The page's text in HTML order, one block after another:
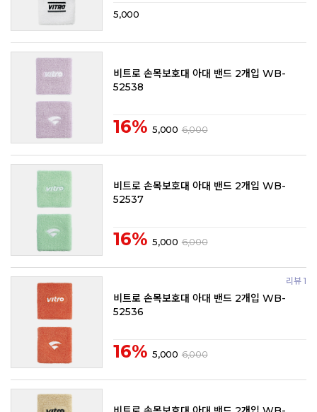
5,000
비트로 손목보호대 아대 밴드 2개입 WB-
52538
16% 5,000 6,000
비트로 손목보호대 아대 밴드 2개입 WB-
52537
16% 5,000 6,000
리뷰 1
비트로 손목보호대 아대 밴드 2개입 WB-
52536
16% 5,000 6,000